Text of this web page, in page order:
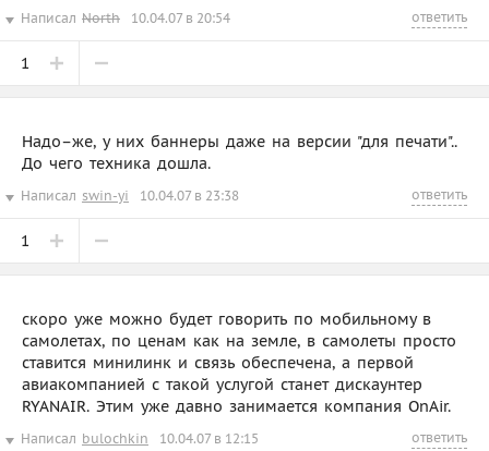
Написал North 10.04.07 в 20:54 ответить
1
Надо–же, у них баннеры даже на версии "для печати"..
До чего техника дошла.
Написал swin-yi 10.04.07 в 23:38 ответить
1
скоро уже можно будет говорить по мобильному в
самолетах, по ценам как на земле, в самолеты просто
ставится минилинк и связь обеспечена, а первой
авиакомпанией с такой услугой станет дискаунтер
RYANAIR. Этим уже давно занимается компания OnAir.
Написал bulochkin 10.04.07 в 12:15 ответить